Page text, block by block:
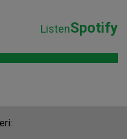
ListenSpotify